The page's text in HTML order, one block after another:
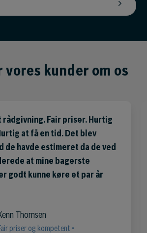
vores kunder om os
rådgivning. Fair priser. Hurtig
at få en tid. Det blev
de havde estimeret da de ved
at mine bagerste
godt kunne køre et par år
Thomsen
priser og kompetent •